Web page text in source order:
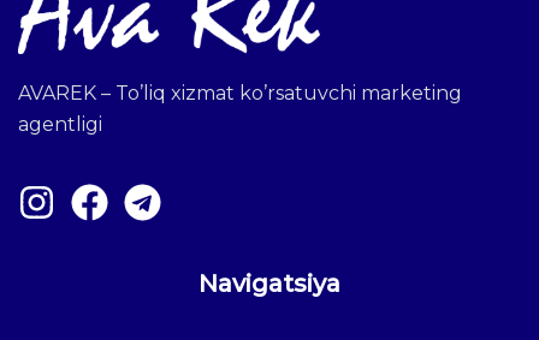
AVAREK – To’liq xizmat ko’rsatuvchi marketing
agentligi
Navigatsiya